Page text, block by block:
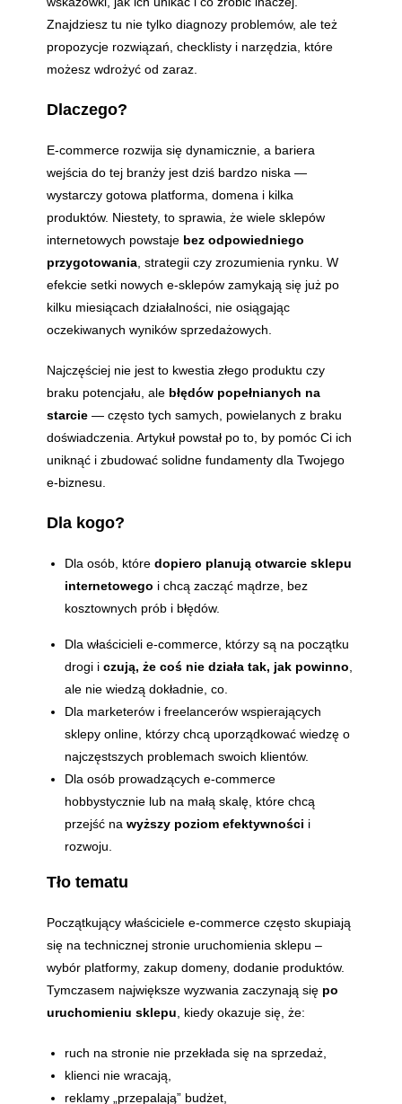
Znajdziesz tu nie tylko diagnozy problemów, ale też
propozycje rozwiązań, checklisty i narzędzia, które
możesz wdrożyć od zaraz.
Dlaczego?
E-commerce rozwija się dynamicznie, a bariera
wejścia do tej branży jest dziś bardzo niska —
wystarczy gotowa platforma, domena i kilka
produktów. Niestety, to sprawia, że wiele sklepów
internetowych powstaje bez odpowiedniego
przygotowania , strategii czy zrozumienia rynku. W
efekcie setki nowych e-sklepów zamykają się już po
kilku miesiącach działalności, nie osiągając
oczekiwanych wyników sprzedażowych.
Najczęściej nie jest to kwestia złego produktu czy
braku potencjału, ale błędów popełnianych na
starcie — często tych samych, powielanych z braku
doświadczenia. Artykuł powstał po to, by pomóc Ci ich
uniknąć i zbudować solidne fundamenty dla Twojego
e-biznesu.
Dla kogo?
Dla osób, któredopiero planują otwarcie sklepu
internetowego i chcą zacząć mądrze, bez
kosztownych prób i błędów.
Dla właścicieli e-commerce, którzy są na początku
drogi iczują, że coś nie działa tak, jak powinno
ale nie wiedzą dokładnie, co.
Dla marketerów i freelancerów wspierających
sklepy online, którzy chcą uporządkować wiedzę o
najczęstszych problemach swoich klientów.
Dla osób prowadzących e-commerce
hobbystycznie lub na małą skalę, które chcą
przejść nawyższy poziom efektywności i
rozwoju.
Tło tematu
Początkujący właściciele e-commerce często skupiają
się na technicznej stronie uruchomienia sklepu –
wybór platformy, zakup domeny, dodanie produktów.
Tymczasem największe wyzwania zaczynają się po
uruchomieniu sklepu , kiedy okazuje się, że:
ruch na stronie nie przekłada się na sprzedaż,
klienci nie wracają,
reklamy „przepalają” budżet,